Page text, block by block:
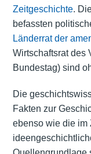
Zeitgeschichte.
befassten
Länderrat der
Wirtschaftsrat des
Bundestag) sind
Die
Fakten zur
ebenso wie die im